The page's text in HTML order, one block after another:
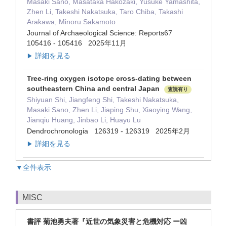
Masaki Sano, Masataka Hakozaki, Yusuke Yamashita,
Zhen Li, Takeshi Nakatsuka, Taro Chiba, Takashi
Arakawa, Minoru Sakamoto
Journal of Archaeological Science: Reports67
105416 - 105416 2025年11月
▶ 詳細を見る
Tree-ring oxygen isotope cross-dating between
southeastern China and central Japan
査読有り
Shiyuan Shi, Jiangfeng Shi, Takeshi Nakatsuka,
Masaki Sano, Zhen Li, Jiaping Shu, Xiaoying Wang,
Jianqiu Huang, Jinbao Li, Huayu Lu
Dendrochronologia 126319 - 126319 2025年2月
▶ 詳細を見る
▼全件表示
MISC
書評 菊池勇夫著『近世の気象災害と危機対応 ー凶